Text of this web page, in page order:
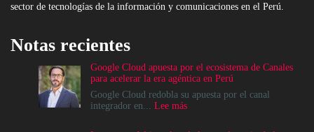
sector de tecnologías de la información y comunicaciones en el Perú.
Notas recientes
Google Cloud apuesta por el ecosistema de Canales
para acelerar la era agéntica en Perú
Google Cloud redobla su apuesta por el canal
integrador en... Lee más: